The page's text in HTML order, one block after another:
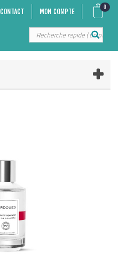
0
CONTACT MON COMPTE